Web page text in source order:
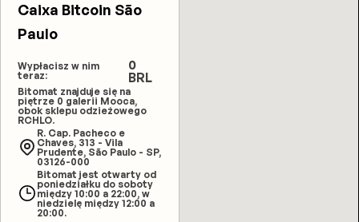
Caixa Bitcoin São
Paulo
Wypłacisz w nim
teraz:
0
BRL
Bitomat znajduje się na
piętrze 0 galerii Mooca,
obok sklepu odzieżowego
RCHLO.
R. Cap. Pacheco e
Chaves, 313 - Vila
Prudente, São Paulo - SP,
03126-000
Bitomat jest otwarty od
poniedziałku do soboty
między 10:00 a 22:00, w
niedzielę między 12:00 a
20:00.